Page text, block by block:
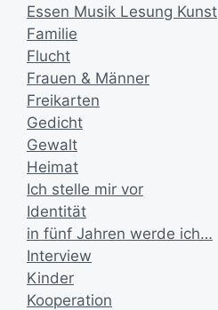
Essen Musik Lesung Kunst
Familie
Flucht
Frauen & Männer
Freikarten
Gedicht
Gewalt
Heimat
Ich stelle mir vor
Identität
in fünf Jahren werde ich…
Interview
Kinder
Kooperation